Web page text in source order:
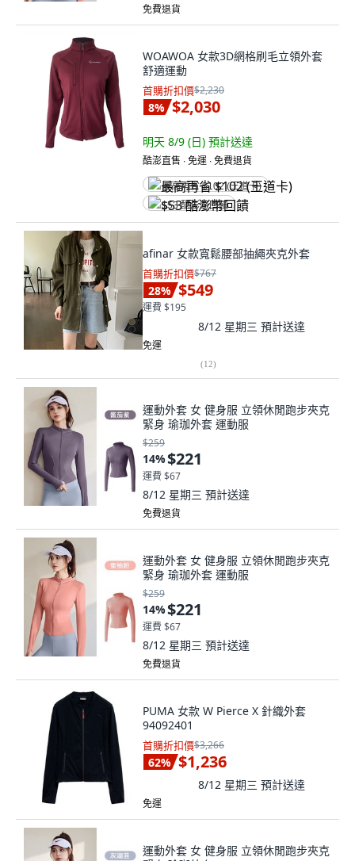
免費退貨
WOAWOA 女款3D網格刷毛立領外套
舒適運動
首購折扣價$2,230
8% $2,030
明天 8/9 (日) 預計送達
酷澎直售 ∙ 免運 ∙ 免費退貨
最高再省 $102 (王道卡)
$53 酷澎幣回饋
afinar 女款寬鬆腰部抽繩夾克外套
首購折扣價$767
28% $549
運費 $195
8/12 星期三 預計送達
免運
(12)
運動外套 女 健身服 立領休閒跑步夾克
緊身 瑜珈外套 運動服
$259
14%$221
運費 $67
8/12 星期三 預計送達
免費退貨
運動外套 女 健身服 立領休閒跑步夾克
緊身 瑜珈外套 運動服
$259
14%$221
運費 $67
8/12 星期三 預計送達
免費退貨
PUMA 女款 W Pierce X 針織外套
94092401
首購折扣價$3,266
62% $1,236
8/12 星期三 預計送達
免運
運動外套 女 健身服 立領休閒跑步夾克